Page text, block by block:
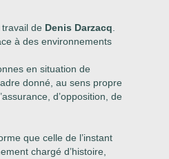
de Denis Darzacq
à des environnements
en situation de
donné, au sens propre
d’opposition, de
que celle de l’instant
chargé d’histoire,